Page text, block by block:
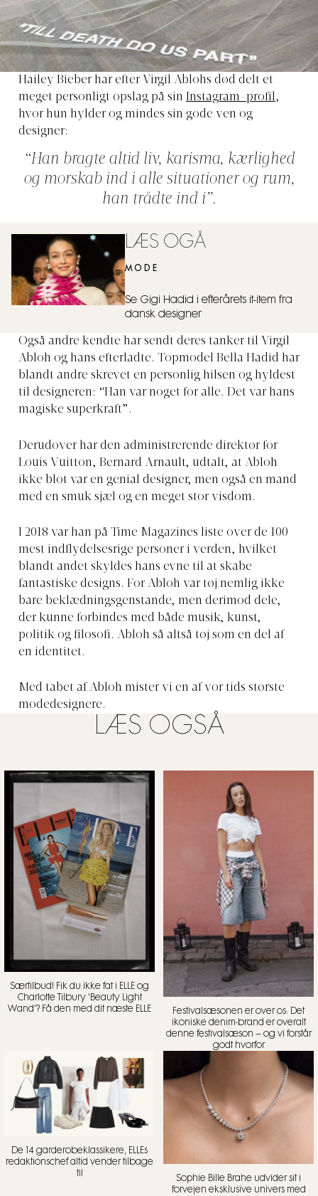
Hailey Bieber har efter Virgil Ablohs død delt et
meget personligt opslag på sin Instagram-profil,
hvor hun hylder og mindes sin gode ven og
designer:
“Han bragte altid liv, karisma, kærlighed
og morskab ind i alle situationer og rum,
han trådte ind i”.
LÆS OGÅ
MODE
Se Gigi Hadid i efterårets it-item fra
dansk designer
Også andre kendte har sendt deres tanker til Virgil
Abloh og hans efterladte. Topmodel Bella Hadid har
blandt andre skrevet en personlig hilsen og hyldest
til designeren: “Han var noget for alle. Det var hans
magiske superkraft”.
Derudover har den administrerende direktør for
Louis Vuitton, Bernard Arnault, udtalt, at Abloh
ikke blot var en genial designer, men også en mand
med en smuk sjæl og en meget stor visdom.
I 2018 var han på Time Magazines liste over de 100
mest indflydelsesrige personer i verden, hvilket
blandt andet skyldes hans evne til at skabe
fantastiske designs. For Abloh var tøj nemlig ikke
bare beklædningsgenstande, men derimod dele,
der kunne forbindes med både musik, kunst,
politik og filosofi. Abloh så altså tøj som en del af
en identitet.
Med tabet af Abloh mister vi en af vor tids største
modedesignere.
LÆS OGSÅ
Særtilbud! Fik du ikke fat i ELLE og
Charlotte Tilbury ‘Beauty Light
Wand’? Få den med dit næste ELLE
Festivalsæsonen er over os: Det
ikoniske denim-brand er overalt
denne festivalsæson – og vi forstår
godt hvorfor
De 14 garderobeklassikere, ELLEs
redaktionschef altid vender tilbage
til
Sophie Bille Brahe udvider sit i
forvejen eksklusive univers med